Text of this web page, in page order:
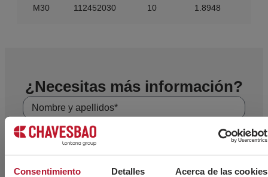
Consentimiento Detalles Acerca de las cookies
M30 112452030 10 1.8948
¿Necesitas más información?